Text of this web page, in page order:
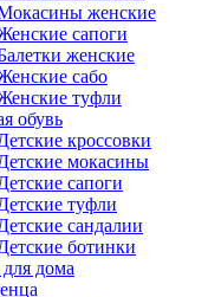
женские
сапоги
женские
сабо
туфли
обувь
кроссовки
мокасины
сапоги
туфли
сандалии
ботинки
дома